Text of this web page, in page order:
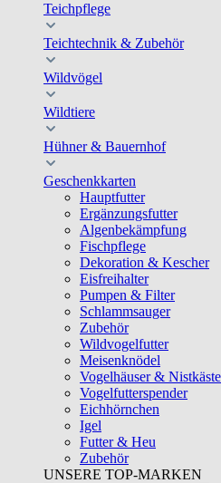
Teichpflege
Teichtechnik & Zubehör
Wildvögel
Wildtiere
Hühner & Bauernhof
Geschenkkarten
Hauptfutter
Ergänzungsfutter
Algenbekämpfung
Fischpflege
Dekoration & Kescher
Eisfreihalter
Pumpen & Filter
Schlammsauger
Zubehör
Wildvogelfutter
Meisenknödel
Vogelhäuser &
Vogelfutterspender
Eichhörnchen
Igel
Futter & Heu
Zubehör
UNSERE TOP-MARKEN